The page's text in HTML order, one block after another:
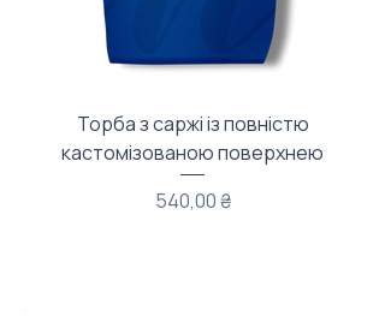
Торба з саржі із повністю
кастомізованою поверхнею
Цена
540,00 ₴